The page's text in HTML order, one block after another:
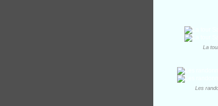
La
Les